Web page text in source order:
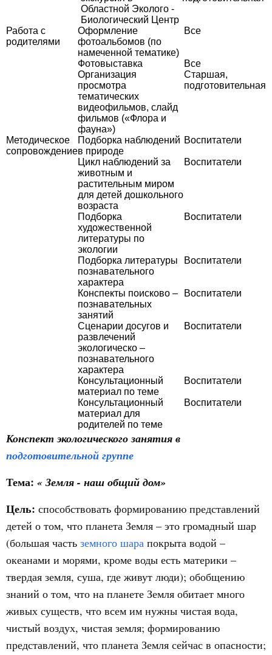
Областной Эколого -
Биологический Центр
Работа с
родителями
Оформление
фотоальбомов (по
намеченной тематике)
Все
Фотовыставка
Все
Организация
просмотра
тематических
видеофильмов, слайд
фильмов («Флора и
фауна»)
Старшая,
подготовительная
Методическое
сопровождение
Подборка наблюдений
в природе
Воспитатели
Цикл наблюдений за
животным и
растительным миром
для детей дошкольного
возраста
Воспитатели
Подборка
художественной
литературы по
экологии
Воспитатели
Подборка литературы
познавательного
характера
Воспитатели
Конспекты поисково –
познавательных
занятий
Воспитатели
Сценарии досугов и
развлечений
экологическо –
познавательного
характера
Воспитатели
Консультационный
материал по теме
Воспитатели
Консультационный
материал для
родителей по теме
Воспитатели
Конспект экологического занятия в
подготовительной группе
Тема: « Земля - наш общий дом»
Цель: способствовать формированию представлений
детей о том, что планета Земля – это громадный шар
(большая часть земного шара покрыта водой –
океанами и морями, кроме воды есть материки –
твердая земля, суша, где живут люди); обобщению
знаний о том, что на планете Земля обитает много
живых существ, что всем им нужны чистая вода,
чистый воздух, чистая земля; формированию
представлений, что планета Земля сейчас в опасности;